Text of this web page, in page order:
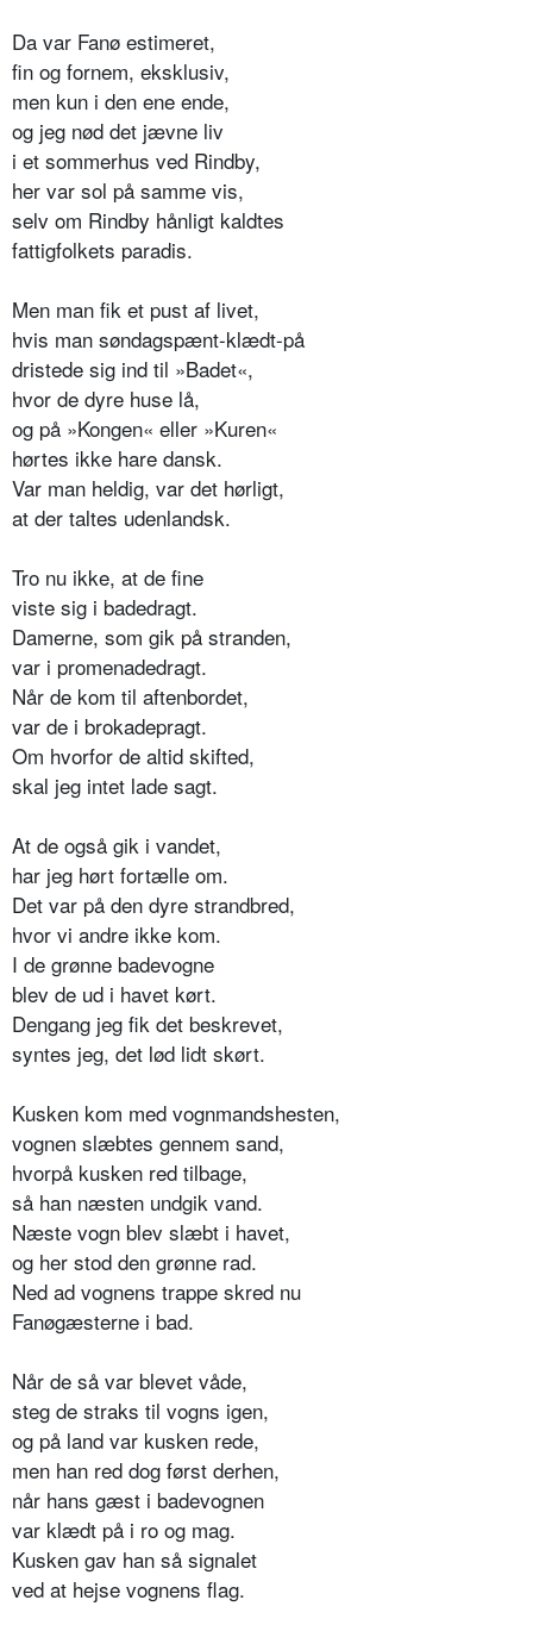
Da var Fanø estimeret,
fin og fornem, eksklusiv,
men kun i den ene ende,
og jeg nød det jævne liv
i et sommerhus ved Rindby,
her var sol på samme vis,
selv om Rindby hånligt kaldtes
fattigfolkets paradis.
Men man fik et pust af livet,
hvis man søndagspænt-klædt-på
dristede sig ind til »Badet«,
hvor de dyre huse lå,
og på »Kongen« eller »Kuren«
hørtes ikke hare dansk.
Var man heldig, var det hørligt,
at der taltes udenlandsk.
Tro nu ikke, at de fine
viste sig i badedragt.
Damerne, som gik på stranden,
var i promenadedragt.
Når de kom til aftenbordet,
var de i brokadepragt.
Om hvorfor de altid skifted,
skal jeg intet lade sagt.
At de også gik i vandet,
har jeg hørt fortælle om.
Det var på den dyre strandbred,
hvor vi andre ikke kom.
I de grønne badevogne
blev de ud i havet kørt.
Dengang jeg fik det beskrevet,
syntes jeg, det lød lidt skørt.
Kusken kom med vognmandshesten,
vognen slæbtes gennem sand,
hvorpå kusken red tilbage,
så han næsten undgik vand.
Næste vogn blev slæbt i havet,
og her stod den grønne rad.
Ned ad vognens trappe skred nu
Fanøgæsterne i bad.
Når de så var blevet våde,
steg de straks til vogns igen,
og på land var kusken rede,
men han red dog først derhen,
når hans gæst i badevognen
var klædt på i ro og mag.
Kusken gav han så signalet
ved at hejse vognens flag.